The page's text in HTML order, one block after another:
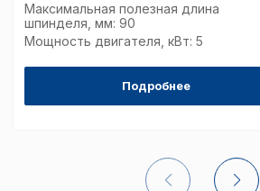
Максимальная полезная длина
шпинделя, мм: 90
Мощность двигателя, кВт: 5
Подробнее